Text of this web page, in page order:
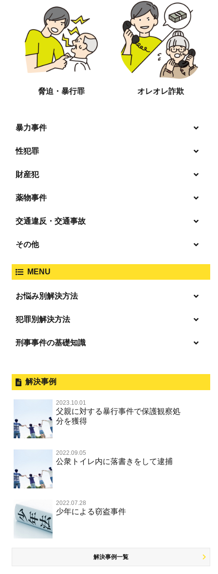
脅迫・暴行罪 オレオレ詐欺
暴力事件
逮捕・監禁
業務妨害
公務執行妨害
性犯罪
盗撮・のぞき
強姦・準強姦
淫行・援助交際
公然わいせつ，わいせつ物頒布，淫
行勧誘罪
児童ポルノ・リベンジポルノ
財産犯
詐欺
恐喝
薬物事件
危険ドラッグ
交通違反・交通事故
ひき逃げ・当て逃げ
危険運転行為等
自転車事故
その他
放火・失火
ネット犯罪
銃刀法違反
風営法・風適法違反
児童虐待・保護責任者遺棄
MENU
お悩み別解決方法
逮捕の不安や悩み
無実・無罪を証明してほしい
示談で解決してほしい
執行猶予にしてほしい
事件のことを秘密にしたい
被害届・告訴・告発されたら
犯罪別解決方法
事件別－暴力事件
過失致死・過失傷害
器物損壊
脅迫・強要
業務妨害罪
公務執行妨害罪
逮捕・監禁
暴行・傷害
略取・誘拐・人身売買
性犯罪 TOP
淫行・援助交際（児童買春、淫行条例、児童福祉法違反）
不同意性交等罪（旧 強制性交等罪，準強制性交等罪），
監護者性交等罪
不同意わいせつ（旧 強制わいせつ，準強制わいせつ）
公然わいせつ罪，わいせつ物頒布等罪，淫行勧誘罪
児童ポルノ リベンジポルノ
痴漢
盗撮，のぞき行為
事件別－財産犯
財産犯 TOP
横領 背任
窃盗罪
知的財産と刑事事件
恐喝
盗品売買・譲り受け等
事件別－薬物事件
薬物事件 TOP
覚せい剤
危険ドラッグ
大麻
麻薬及び向精神薬
事件別－交通違反・交通事故
交通違反・交通事故 TOP
交通事故 交通違反と刑事事件
自転車事故
人身事故・死亡事故
無免許運転
その他 TOP
児童虐待・保護責任者遺棄
住居侵入等
銃刀法違反
ストーカー事件
刑事事件の基礎知識
刑事裁判の概要・手続
公務員の逮捕・刑事事件
控訴・上告
国選弁護士と私選弁護士の違い
司法取引・刑事免責
取調べの注意点
少年事件の手続と特色
少年事件の処分
被害届・告訴・告発の不安や悩み
解決事例
2023.10.01
父親に対する暴行事件で保護観察処
分を獲得
2022.09.05
公衆トイレ内に落書きをして逮捕
2022.07.28
少年による窃盗事件
解決事例一覧